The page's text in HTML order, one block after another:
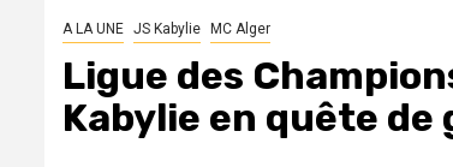
A LA UNE JS Kabylie MC Alger
Ligue des
Kabylie en quête